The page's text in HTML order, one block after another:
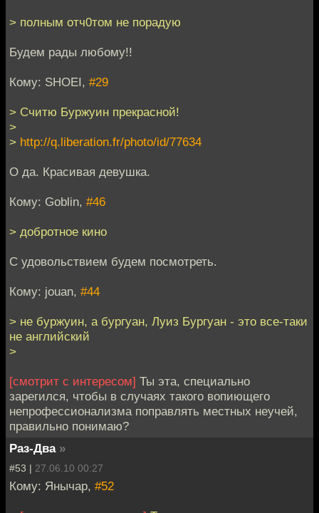
> полным отч0том не порадую
Будем рады любому!!
Кому: SHOEI, #29
> Считю Буржуин прекрасной!
>
> http://q.liberation.fr/photo/id/77634
О да. Красивая девушка.
Кому: Goblin, #46
> добротное кино
С удовольствием будем посмотреть.
Кому: jouan, #44
> не буржуин, а бургуан, Луиз Бургуан - это все-таки
не английский
>
[смотрит с интересом] Ты эта, специально
зарегился, чтобы в случаях такого вопиющего
непрофессионализма поправлять местных неучей,
правильно понимаю?
Раз-Два »
#53 | 27.06.10 00:27
Кому: Янычар, #52